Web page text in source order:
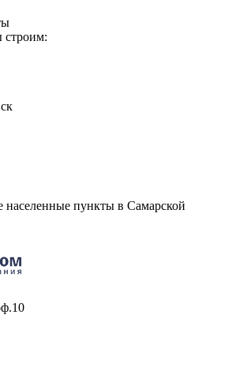
строим:
населенные пункты в Самарской